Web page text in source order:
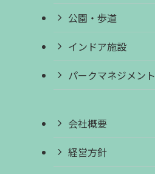
公園・歩道
インドア施設
パークマネジメント
会社概要
経営方針